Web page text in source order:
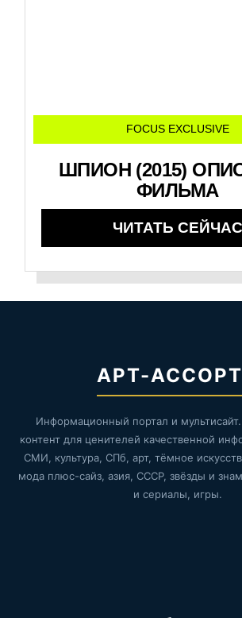
FOCUS EXCLUSIVE
ШПИОН (2015)
ФИЛЬМА
ЧИТАТЬ СЕЙЧАС
АРТ-
Информационный портал и
контент для ценителей качественной
СМИ, культура, СПб, арт, тёмное
мода плюс-сайз, азия, СССР, звёзды и
и сериалы, игры.